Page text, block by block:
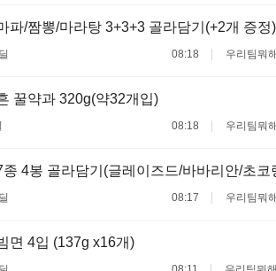
파/짬뽕/마라탕 3+3+3 골라담기(+2개 증정)
08:18 우리팀뭐
꿀약과 320g(약32개입)
08:18 우리팀뭐
종 4봉 골라담기(글레이즈드/바바리안/초코
08:17 우리팀뭐
면 4입 (137g x16개)